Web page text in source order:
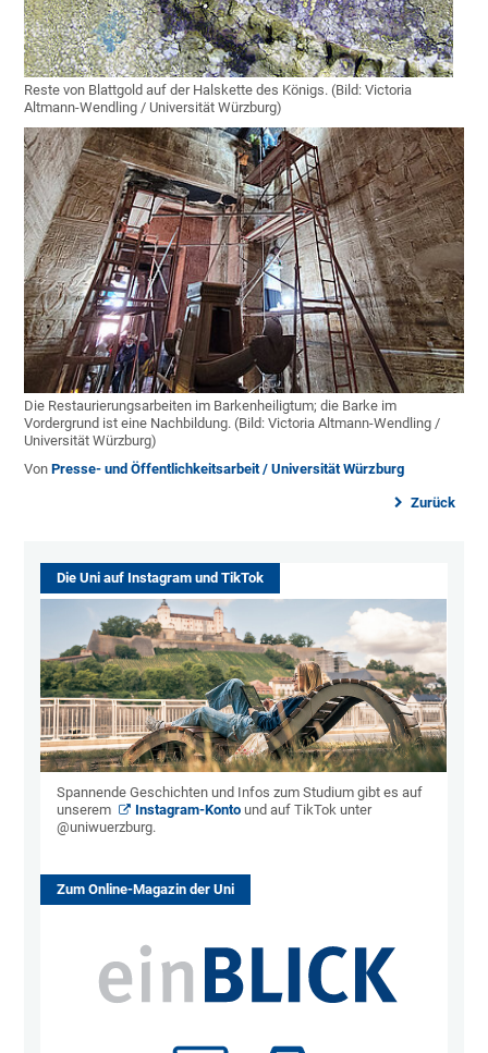
Reste von Blattgold auf der Halskette des Königs. (Bild: Victoria
Altmann-Wendling / Universität Würzburg)
Die Restaurierungsarbeiten im Barkenheiligtum; die Barke im
Vordergrund ist eine Nachbildung. (Bild: Victoria Altmann-Wendling /
Universität Würzburg)
VonPresse- und Öffentlichkeitsarbeit / Universität Würzburg
Zurück
Die Uni auf Instagram und TikTok
Spannende Geschichten und Infos zum Studium gibt es auf
unserem
Instagram-Konto und auf TikTok unter
@uniwuerzburg.
Zum Online-Magazin der Uni